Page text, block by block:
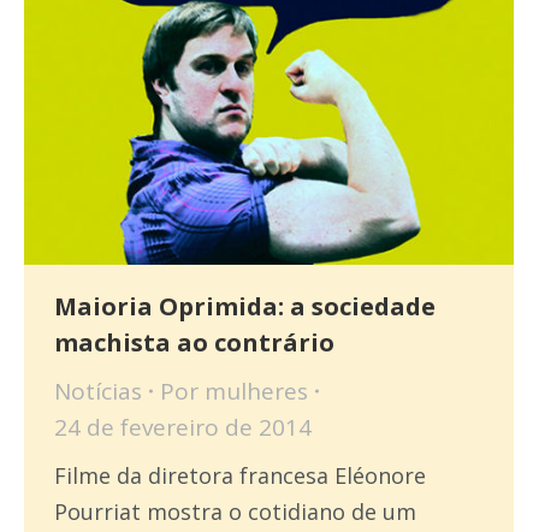
Maioria Oprimida: a sociedade
machista ao contrário
Notícias Por mulheres
24 de fevereiro de 2014
Filme da diretora francesa Eléonore
Pourriat mostra o cotidiano de um